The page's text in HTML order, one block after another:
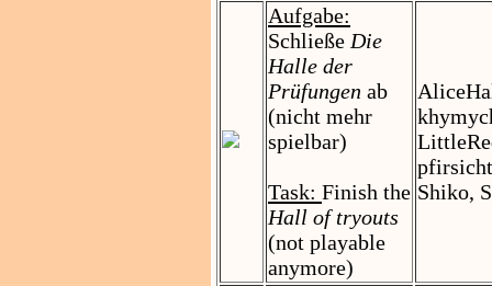
Aufgabe:
SchließeDie
Halle der
Prüfungen ab
(nicht mehr
spielbar)
Task: Finish the
Hall of tryouts
(not playable
anymore)
Shiko,